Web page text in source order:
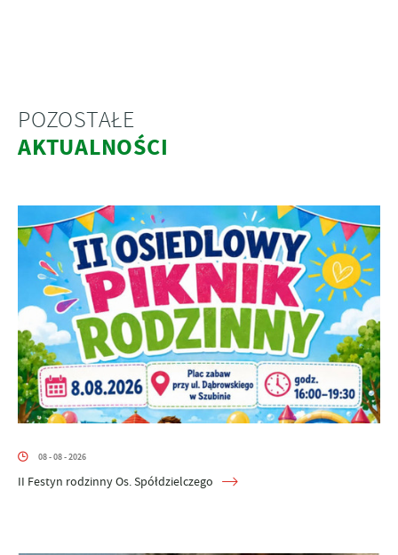
POZOSTAŁE
AKTUALNOŚCI
08 - 08 - 2026
II Festyn rodzinny Os. Spółdzielczego